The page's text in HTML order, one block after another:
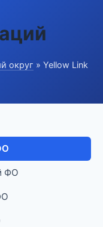
округ » Yellow Link
ФО